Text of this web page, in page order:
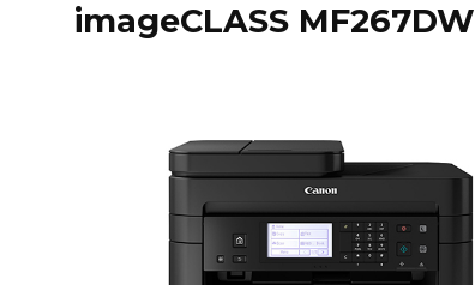
imageCLASS MF267DW